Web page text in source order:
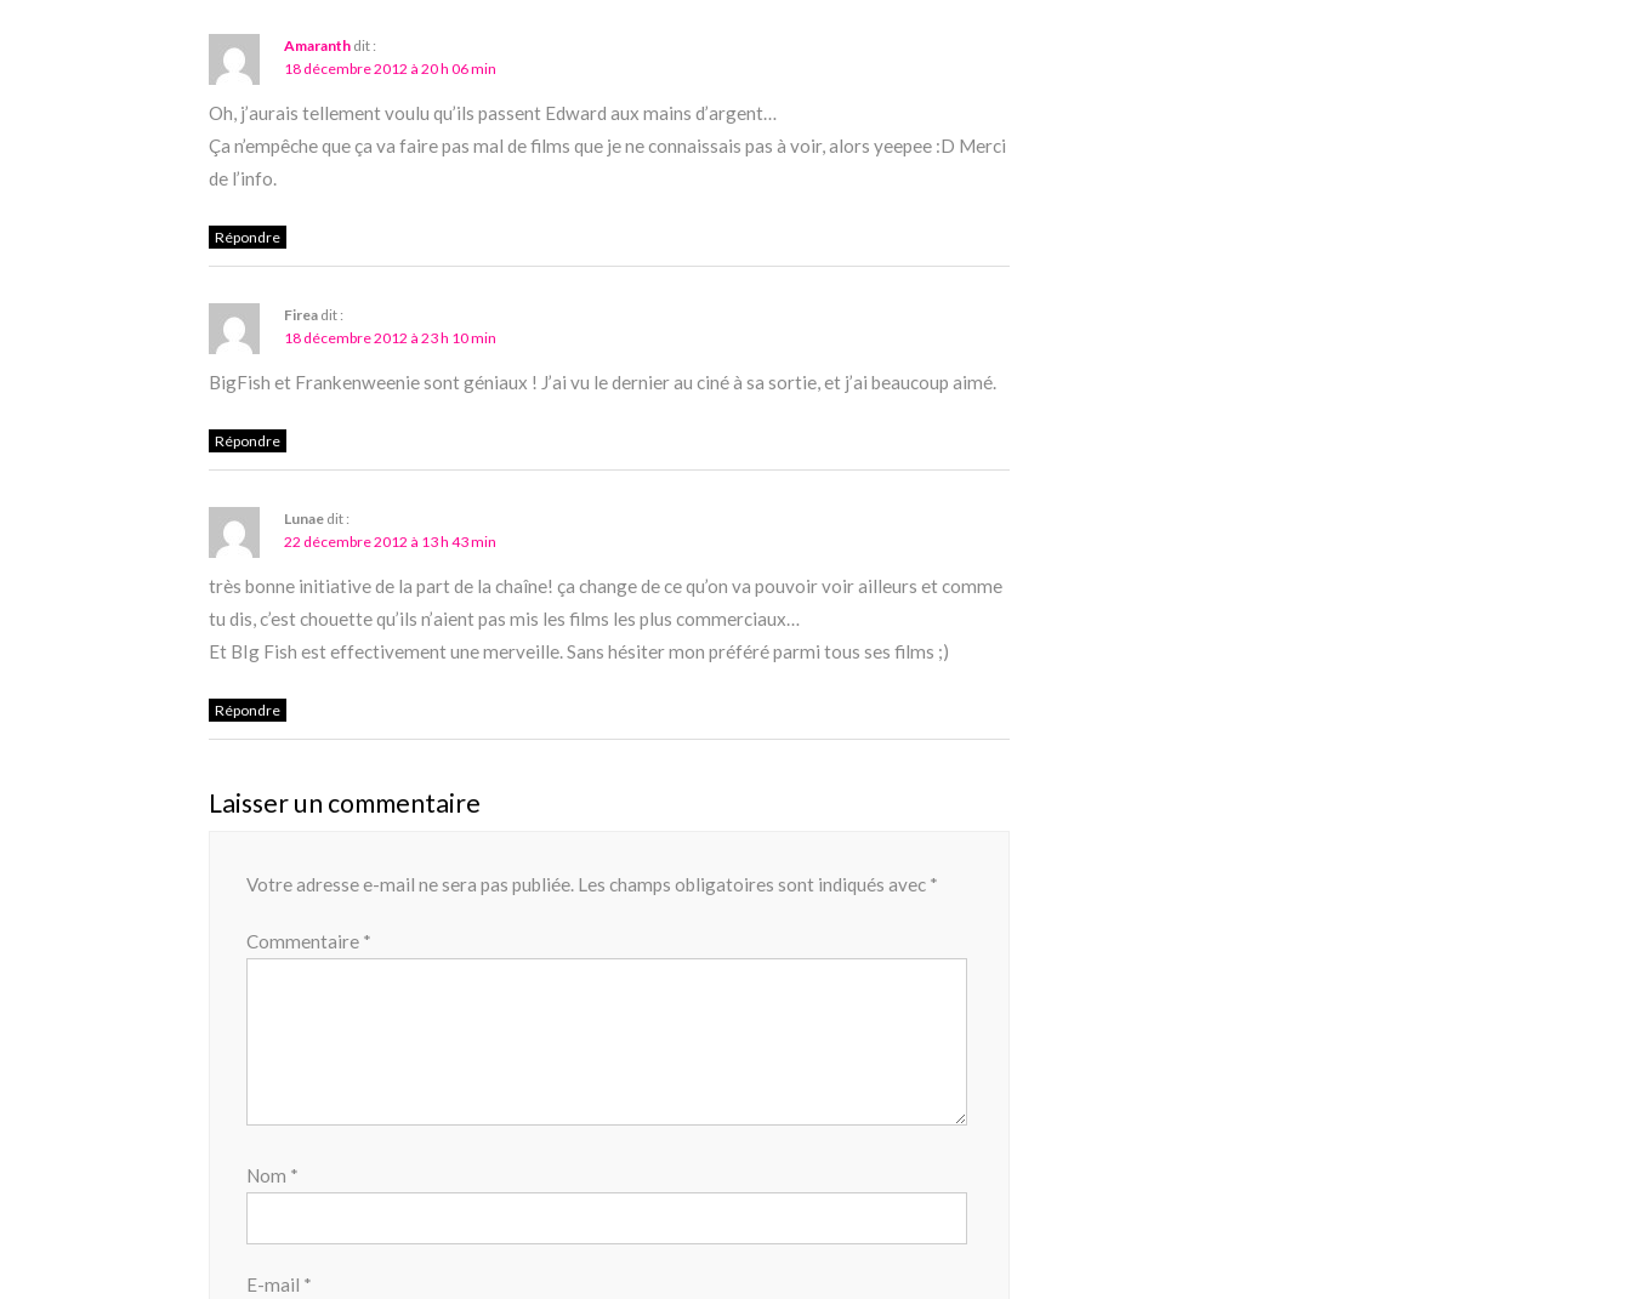
Amaranth dit :
18 décembre 2012 à 20 h 06 min
Oh, j’aurais tellement voulu qu’ils passent Edward aux mains d’argent…
Ça n’empêche que ça va faire pas mal de films que je ne connaissais pas à voir, alors yeepee :D Merci
de l’info.
Répondre
Firea dit :
18 décembre 2012 à 23 h 10 min
BigFish et Frankenweenie sont géniaux ! J’ai vu le dernier au ciné à sa sortie, et j’ai beaucoup aimé.
Répondre
Lunae dit :
22 décembre 2012 à 13 h 43 min
très bonne initiative de la part de la chaîne! ça change de ce qu’on va pouvoir voir ailleurs et comme
tu dis, c’est chouette qu’ils n’aient pas mis les films les plus commerciaux…
Et BIg Fish est effectivement une merveille. Sans hésiter mon préféré parmi tous ses films ;)
Répondre
Laisser un commentaire
Votre adresse e-mail ne sera pas publiée. Les champs obligatoires sont indiqués avec *
Commentaire *
Nom *
E-mail *